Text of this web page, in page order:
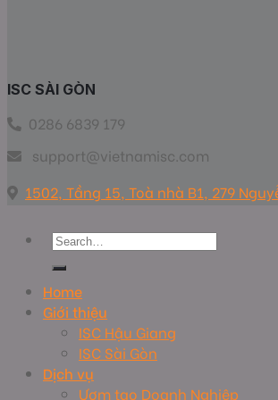
ISC SÀI GÒN
0286 6839 179
support@vietnamisc.com
1502, Tầng 15, Toà nhà B1, 279
Home
Giới thiệu
ISC Hậu Giang
ISC Sài Gòn
Dịch vụ
Ươm tạo Doanh Nghiệp